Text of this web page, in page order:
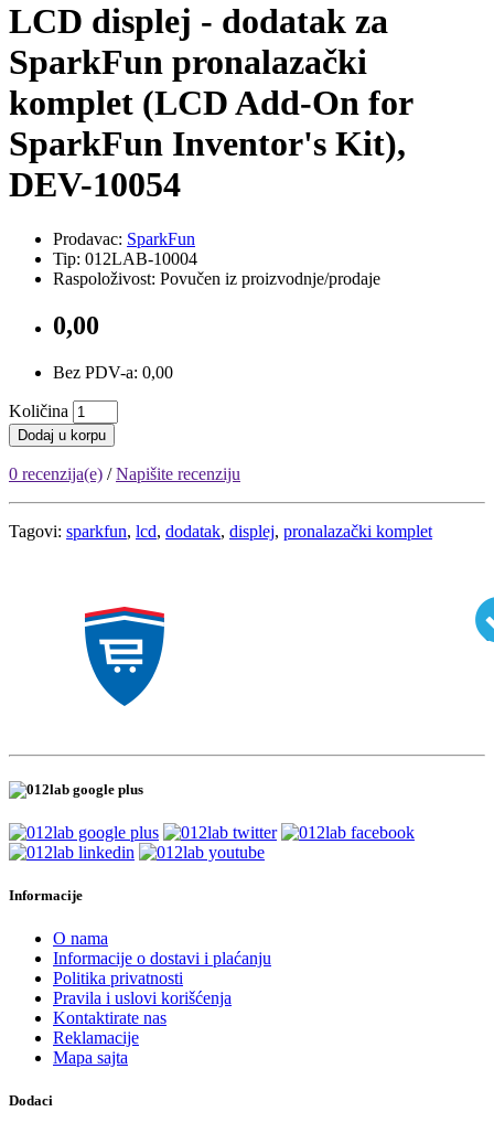
LCD displej - dodatak za
SparkFun pronalazački
komplet (LCD Add-On for
SparkFun Inventor's Kit),
DEV-10054
Prodavac: SparkFun
Tip: 012LAB-10004
Raspoloživost: Povučen iz proizvodnje/prodaje
0,00
Bez PDV-a: 0,00
Količina
Dodaj u korpu
0 recenzija(e) /Napišite recenziju
Tagovi: sparkfun, lcd, dodatak, displej, pronalazački komplet
Informacije
O nama
Informacije o dostavi i plaćanju
Politika privatnosti
Pravila i uslovi korišćenja
Kontaktirate nas
Reklamacije
Mapa sajta
Dodaci